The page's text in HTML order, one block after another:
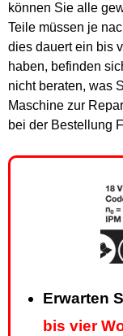
können Sie alle
Teile müssen je
dies dauert ein bis
haben, befinden
nicht beraten, was
Maschine zur
bei der Bestellung
Erwarten
bis vier